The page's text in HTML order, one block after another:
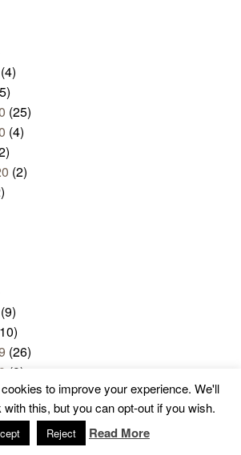
(4)
(25)
(4)
(2)
(9)
(26)
(8)
(4)
to improve your experience. We'll
this, but you can opt-out if you wish.
Reject Read More